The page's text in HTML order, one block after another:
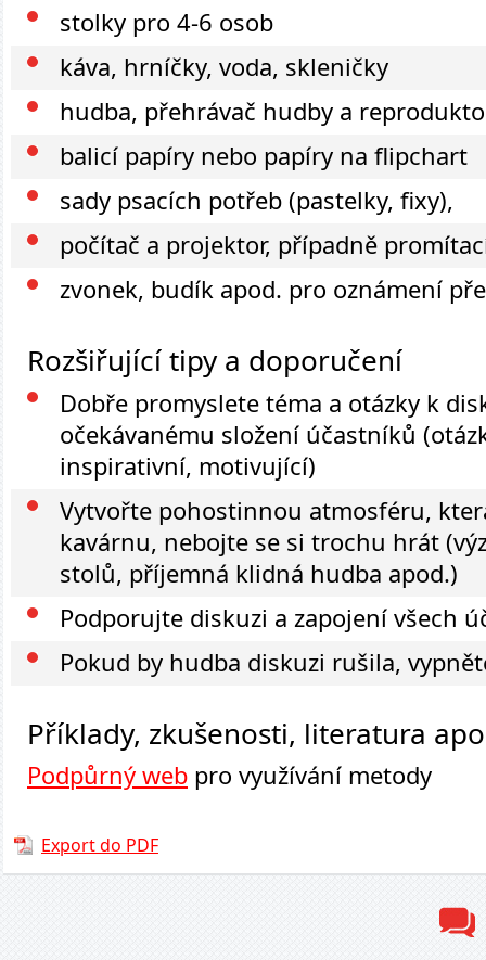
stolky pro 4-6 osob
káva, hrníčky, voda, skleničky
hudba, přehrávač hudby a
balicí papíry nebo papíry na flipchart
sady psacích potřeb (pastelky, fixy),
počítač a projektor, případně
zvonek, budík apod. pro oznámení
Rozšiřující tipy a doporučení
Dobře promyslete téma a otázky k
očekávanému složení účastníků
inspirativní, motivující)
Vytvořte pohostinnou atmosféru,
kavárnu, nebojte se si trochu hrát
stolů, příjemná klidná hudba apod.)
Podporujte diskuzi a zapojení všech
Pokud by hudba diskuzi rušila,
Příklady, zkušenosti, literatura
Podpůrný web pro využívání metody
Export do PDF